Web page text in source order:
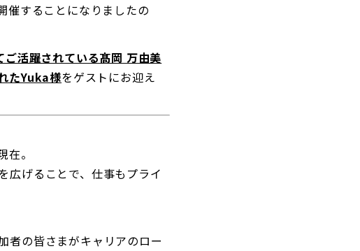
催することになりましたの
活躍されている髙岡 万由美
たYuka様をゲストにお迎え
。
広げることで、仕事もプライ
者の皆さまがキャリアのロー